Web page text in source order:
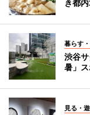
き都
暮らす
渋谷
暑」
見る・